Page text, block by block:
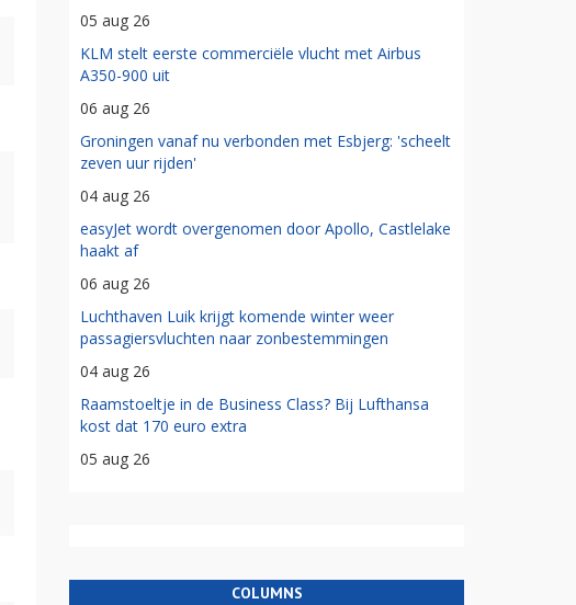
05 aug 26
KLM stelt eerste commerciële vlucht met Airbus
A350-900 uit
06 aug 26
Groningen vanaf nu verbonden met Esbjerg: 'scheelt
zeven uur rijden'
04 aug 26
easyJet wordt overgenomen door Apollo, Castlelake
haakt af
06 aug 26
Luchthaven Luik krijgt komende winter weer
passagiersvluchten naar zonbestemmingen
04 aug 26
Raamstoeltje in de Business Class? Bij Lufthansa
kost dat 170 euro extra
05 aug 26
COLUMNS